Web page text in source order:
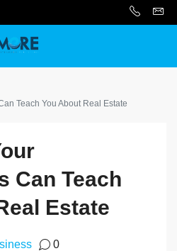
Teach You About Real Estate
Can Teach
Estate
0